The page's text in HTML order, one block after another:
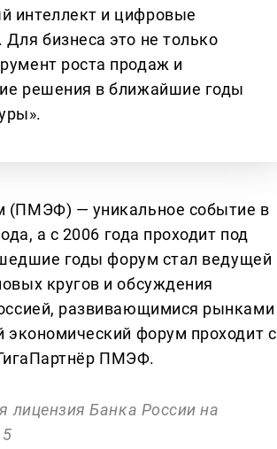
интеллект и цифровые
бизнеса это не только
роста продаж и
решения в ближайшие годы
(ПМЭФ) — уникальное событие в
а с 2006 года проходит под
годы форум стал ведущей
кругов и обсуждения
развивающимися рынками
форум проходит с
ПМЭФ.
Банка России на